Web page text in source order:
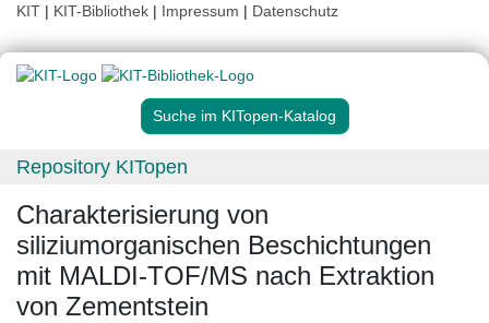
KIT | KIT-Bibliothek | Impressum | Datenschutz
Suche im KITopen-Katalog
Repository KITopen
Charakterisierung von
siliziumorganischen Beschichtungen
mit MALDI-TOF/MS nach Extraktion
von Zementstein